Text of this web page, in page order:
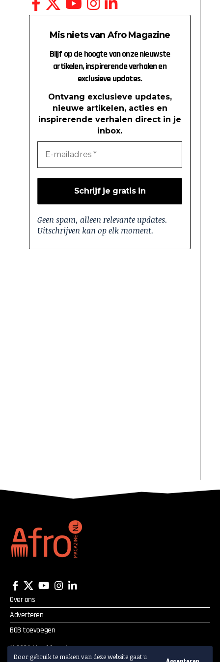
Door gebruik te maken van deze website gaat u
Mis niets van Afro Magazine
Blijf op de hoogte van onze nieuwste
artikelen, inspirerende verhalen en
exclusieve updates.
Ontvang exclusieve updates,
nieuwe artikelen, acties en
inspirerende verhalen direct in je
inbox.
Geen spam, alleen relevante updates.
Uitschrijven kan op elk moment.
Over ons
Adverteren
BOB toevoegen
©2026Afro Magazine.
Alle rechten voorbehouden.